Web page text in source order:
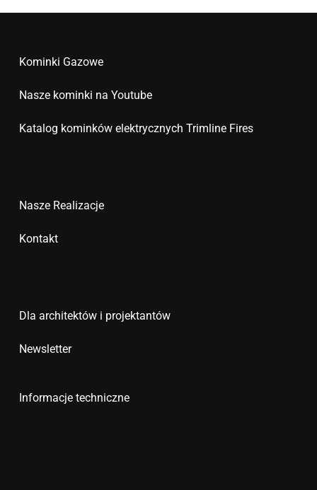
Kominki Gazowe
Nasze kominki na Youtube
Katalog kominków elektrycznych Trimline Fires
Nasze Realizacje
Kontakt
Dla architektów i projektantów
Newsletter
Informacje techniczne